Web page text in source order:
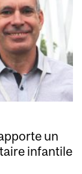
un
infantile